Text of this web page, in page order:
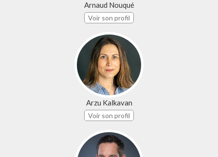
Arnaud Nouqué
Voir son profil
Arzu Kalkavan
Voir son profil